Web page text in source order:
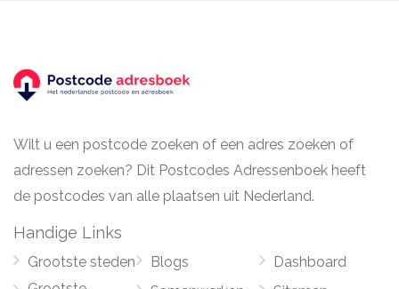
Wilt u een postcode zoeken of een adres zoeken of
adressen zoeken? Dit Postcodes Adressenboek heeft
de postcodes van alle plaatsen uit Nederland.
Handige Links
Grootste steden
Blogs
Dashboard